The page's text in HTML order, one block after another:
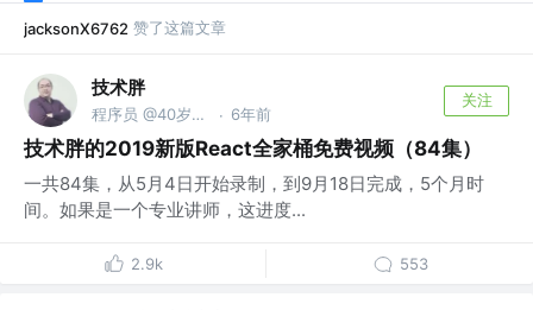
jacksonX6762 赞了这篇文章
技术胖
程序员 @40岁去当保安了 · 6年前
关注
技术胖的2019新版React全家桶免费视频（84集）
一共84集，从5月4日开始录制，到9月18日完成，5个月时
间。如果是一个专业讲师，这进度...
2.9k 553